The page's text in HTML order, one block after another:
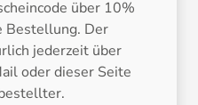
über 10%
Bestellung. Der
jederzeit über
oder dieser Seite